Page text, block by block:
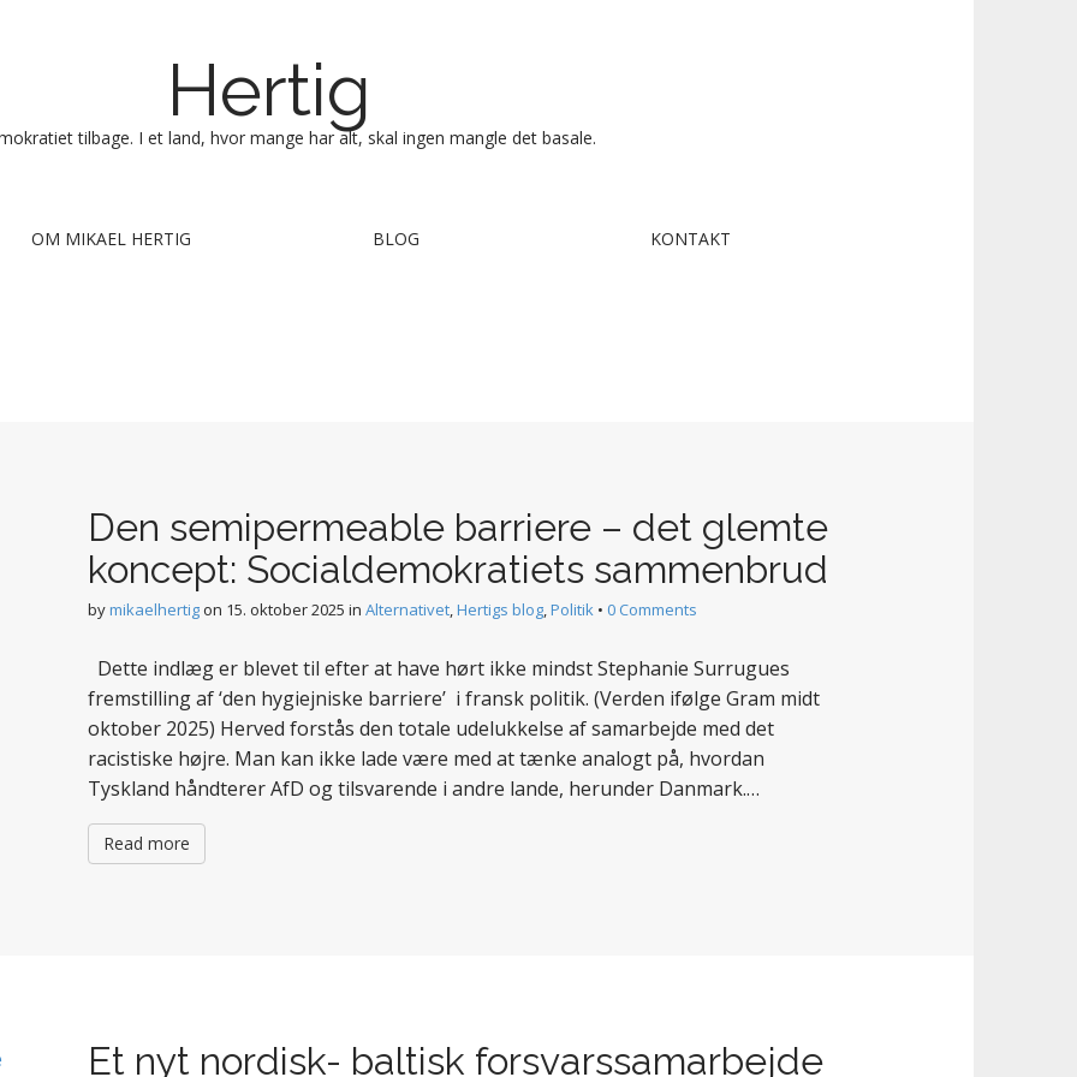
Hertig
tilbage. I et land, hvor mange har alt, skal ingen mangle det basale.
OM MIKAEL HERTIG BLOG KONTAKT
Den semipermeable barriere – det glemte
koncept: Socialdemokratiets sammenbrud
bymikaelhertigon 15. oktober 2025 in Alternativet,Hertigs blog,Politik • 0 Comments
Dette indlæg er blevet til efter at have hørt ikke mindst Stephanie Surrugues
fremstilling af ‘den hygiejniske barriere’ i fransk politik. (Verden ifølge Gram midt
oktober 2025) Herved forstås den totale udelukkelse af samarbejde med det
racistiske højre. Man kan ikke lade være med at tænke analogt på, hvordan
Tyskland håndterer AfD og tilsvarende i andre lande, herunder Danmark.…
Read more
Et nyt nordisk- baltisk forsvarssamarbejde